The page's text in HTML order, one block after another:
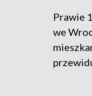
Prawie
we